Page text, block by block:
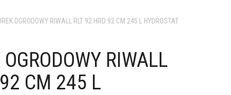
OGRODOWY RIWALL RLT 92 HRD 92 CM 245 L HYDROSTAT
RIWALL
CM 245 L